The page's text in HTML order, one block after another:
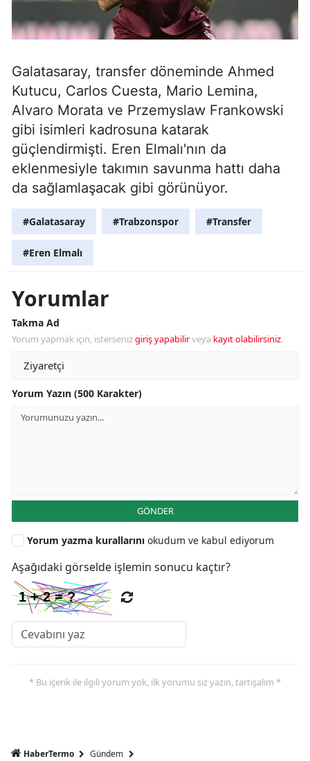
Galatasaray, transfer döneminde Ahmed
Kutucu, Carlos Cuesta, Mario Lemina,
Alvaro Morata ve Przemyslaw Frankowski
gibi isimleri kadrosuna katarak
güçlendirmişti. Eren Elmalı'nın da
eklenmesiyle takımın savunma hattı daha
da sağlamlaşacak gibi görünüyor.
#Galatasaray #Trabzonspor #Transfer
#Eren Elmalı
Yorumlar
Takma Ad
Yorum yapmak için, istersenizgiriş yapabilirveya kayıt olabilirsiniz.
Yorum Yazın (500 Karakter)
GÖNDER
Yorum yazma kurallarını okudum ve kabul ediyorum
Aşağıdaki görselde işlemin sonucu kaçtır?
* Bu içerik ile ilgili yorum yok, ilk yorumu siz yazın, tartışalım *
HaberTermo
Gündem